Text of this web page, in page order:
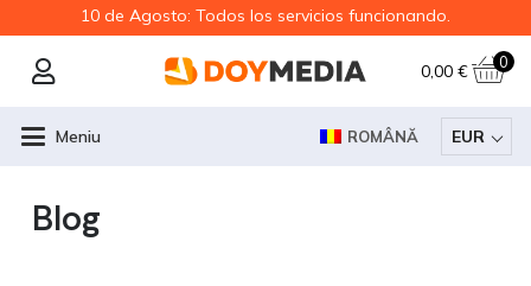
10 de Agosto: Todos los servicios funcionando.
0,00 € 0
Meniu ROMÂNĂ EUR
Blog